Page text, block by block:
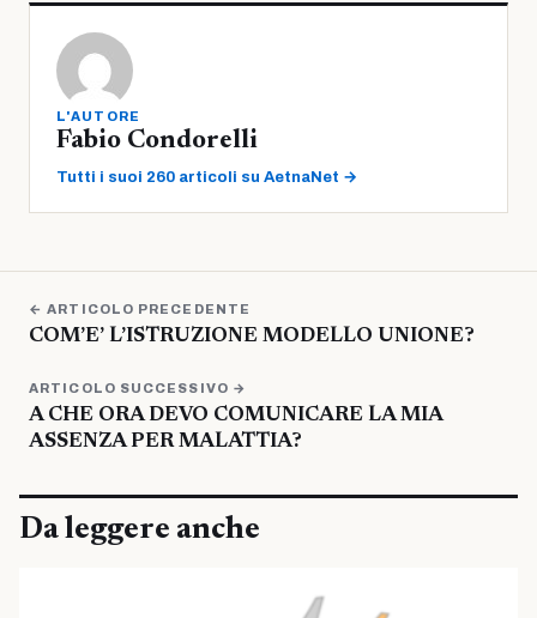
L'AUTORE
Fabio Condorelli
Tutti i suoi 260 articoli su AetnaNet →
← ARTICOLO PRECEDENTE
COM’E’ L’ISTRUZIONE MODELLO UNIONE?
ARTICOLO SUCCESSIVO →
A CHE ORA DEVO COMUNICARE LA MIA
ASSENZA PER MALATTIA?
Da leggere anche